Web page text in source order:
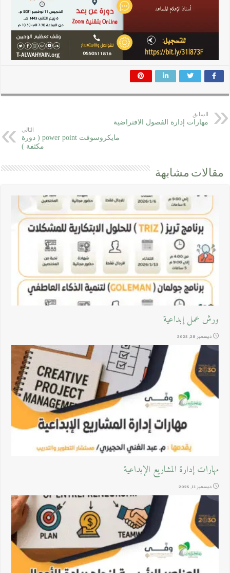
السابق
مهارات إدارة الفصول الافتراضية
التالي
مايكروسوفت power point ( دورة
مكثفة )
مقالات مشابهة
ورش عمل إبداعية
ديسمبر 28, 2025
مهارات إدارة المشاريع الإبداعية
ديسمبر 11, 2025